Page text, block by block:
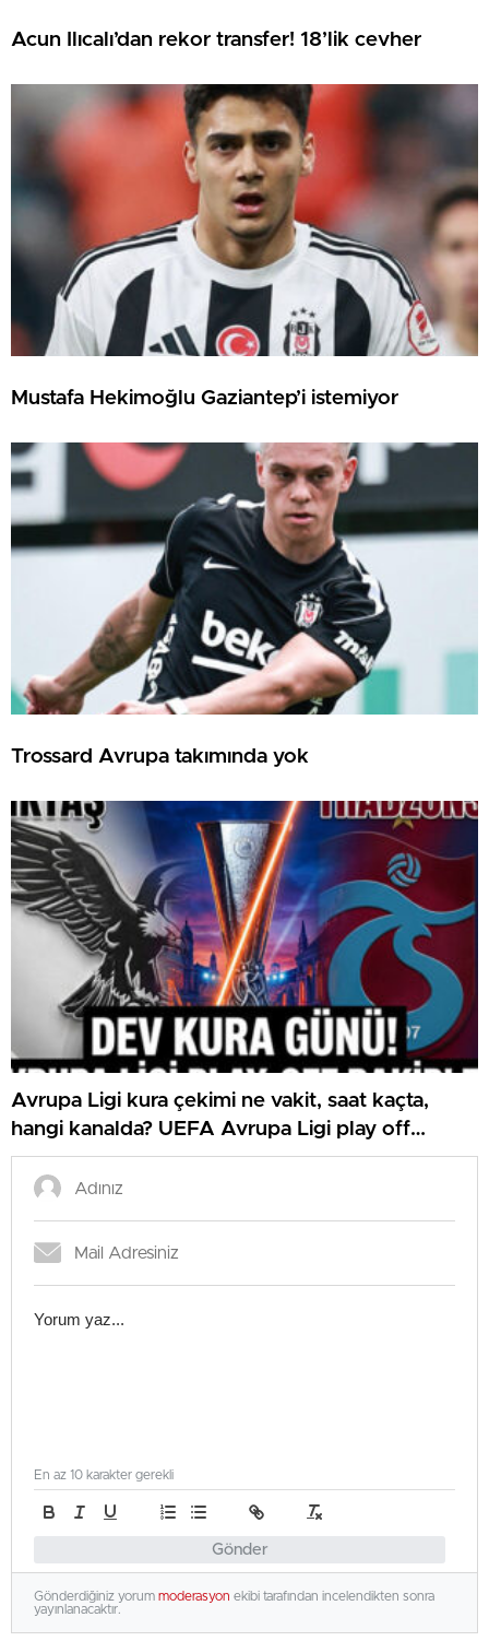
Acun Ilıcalı’dan rekor transfer! 18’lik cevher
Mustafa Hekimoğlu Gaziantep’i istemiyor
Trossard Avrupa takımında yok
Avrupa Ligi kura çekimi ne vakit, saat kaçta,
hangi kanalda? UEFA Avrupa Ligi play off
Beşiktaş ve Trabzonspor olası rakipleri
Gönder
En az 10 karakter gerekli
Gönderdiğiniz yorum moderasyon ekibi tarafından incelendikten sonra
yayınlanacaktır.